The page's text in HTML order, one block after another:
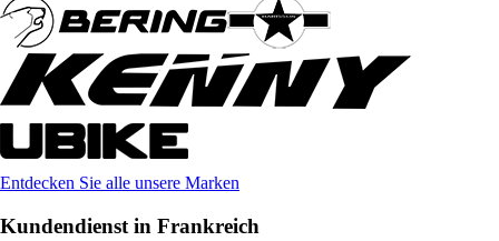
Entdecken Sie alle unsere Marken
Kundendienst in Frankreich